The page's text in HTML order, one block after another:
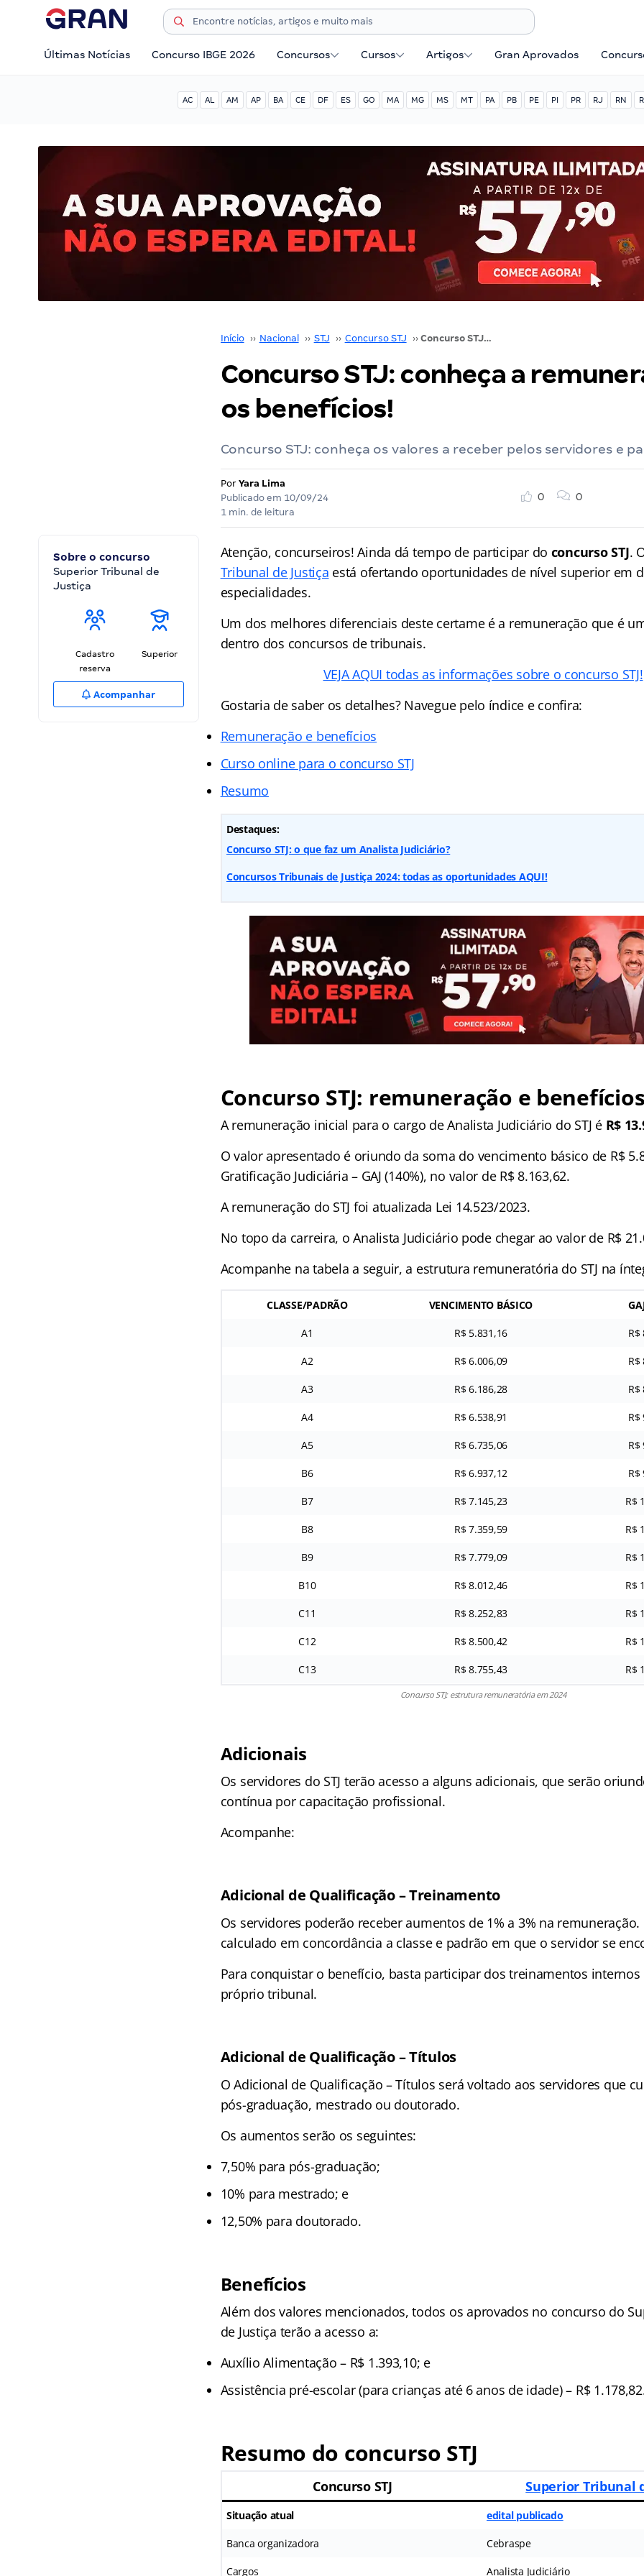
Últimas Notícias Concurso IBGE 2026 Concursos Cursos Artigos Gran Aprovados
AC AL AM AP BA CE DF ES GO MA MG MS MT PA PB PE PI PR RJ RN
Início ›› Nacional ›› STJ ›› Concurso STJ ›› Concurso STJ: conheça a remuneração e os benefícios!
Concurso STJ: conheça a
os benefícios!
Concurso STJ: conheça os valores a receber pelos servidores e
Por Yara Lima
Publicado em 10/09/24
1 min. de leitura
0 0
Sobre o concurso
Superior Tribunal de
Justiça
Cadastro
reserva
Superior
Acompanhar
Atenção, concurseiros! Ainda dá tempo de participar do concurso STJ.
Tribunal de Justiça está ofertando oportunidades de nível superior em
especialidades.
Um dos melhores diferenciais deste certame é a remuneração que é
dentro dos concursos de tribunais.
VEJA AQUI todas as informações sobre o concurso STJ!
Gostaria de saber os detalhes? Navegue pelo índice e confira:
Remuneração e benefícios
Curso online para o concurso STJ
Resumo
Destaques:
Concurso STJ: o que faz um Analista Judiciário?
Concursos Tribunais de Justiça 2024: todas as oportunidades AQUI!
Concurso STJ: remuneração e
A remuneração inicial para o cargo de Analista Judiciário do STJ é R$
O valor apresentado é oriundo da soma do vencimento básico de R$
Gratificação Judiciária – GAJ (140%), no valor de R$ 8.163,62.
A remuneração do STJ foi atualizada Lei 14.523/2023.
No topo da carreira, o Analista Judiciário pode chegar ao valor de R$
Acompanhe na tabela a seguir, a estrutura remuneratória do STJ na
CLASSE/PADRÃO VENCIMENTO BÁSICO
A1 R$ 5.831,16 R$
A2 R$ 6.006,09 R$
A3 R$ 6.186,28 R$
A4 R$ 6.538,91 R$
A5 R$ 6.735,06 R$
B6 R$ 6.937,12 R$
B7 R$ 7.145,23 R$
B8 R$ 7.359,59 R$
B9 R$ 7.779,09 R$
B10 R$ 8.012,46 R$
C11 R$ 8.252,83 R$
C12 R$ 8.500,42 R$
C13 R$ 8.755,43 R$
Concurso STJ: estrutura remuneratória em 2024
Adicionais
Os servidores do STJ terão acesso a alguns adicionais, que serão
contínua por capacitação profissional.
Acompanhe:
Adicional de Qualificação – Treinamento
Os servidores poderão receber aumentos de 1% a 3% na remuneração.
calculado em concordância a classe e padrão em que o servidor se
Para conquistar o benefício, basta participar dos treinamentos
próprio tribunal.
Adicional de Qualificação – Títulos
O Adicional de Qualificação – Títulos será voltado aos servidores que
pós-graduação, mestrado ou doutorado.
Os aumentos serão os seguintes:
7,50% para pós-graduação;
10% para mestrado; e
12,50% para doutorado.
Benefícios
Além dos valores mencionados, todos os aprovados no concurso do
de Justiça terão a acesso a:
Auxílio Alimentação – R$ 1.393,10; e
Assistência pré-escolar (para crianças até 6 anos de idade) – R$
Resumo do concurso STJ
Concurso STJ Superior Tribunal
Situação atual edital publicado
Banca organizadora Cebraspe
Cargos Analista Judiciário